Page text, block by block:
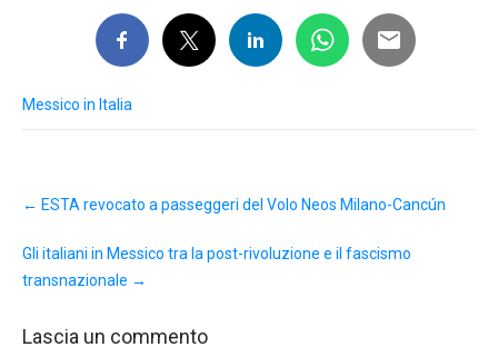
Messico in Italia
navigation
← ESTA revocato a passeggeri del Volo Neos Milano-Cancún
Gli italiani in Messico tra la post-rivoluzione e il fascismo
transnazionale →
Lascia un commento